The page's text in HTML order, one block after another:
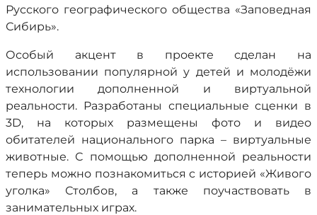
Русского географического общества «Заповедная
Сибирь».
Особый акцент в проекте сделан на
использовании популярной у детей и молодёжи
технологии дополненной и виртуальной
реальности. Разработаны специальные сценки в
3D, на которых размещены фото и видео
обитателей национального парка – виртуальные
животные. С помощью дополненной реальности
теперь можно познакомиться с историей «Живого
уголка» Столбов, а также поучаствовать в
занимательных играх.